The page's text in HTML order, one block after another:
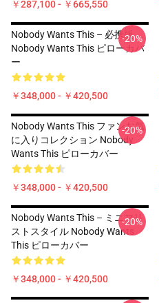
￥287,100 - ￥665,550
Nobody Wants This – 必携版
Nobody Wants This ピローカバ
ー
￥348,000 - ￥420,500
-20%
Nobody Wants This ファンお気
に入りコレクション Nobody
Wants This ピローカバー
￥348,000 - ￥420,500
-20%
Nobody Wants This – ミニマリ
ストスタイル Nobody Wants
This ピローカバー
￥348,000 - ￥420,500
-20%